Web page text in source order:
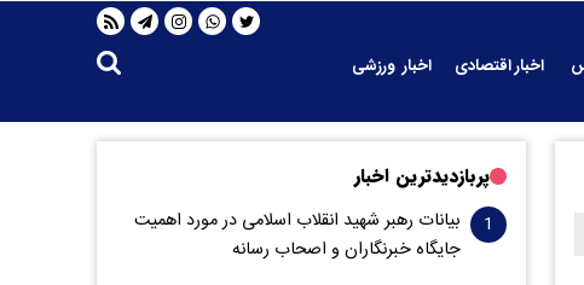
اخبار اقتصادی
اخبار ورزشی
پربازدیدترین اخبار
بیانات رهبر شهید انقلاب اسلامی در مورد اهمیت
جایگاه خبرنگاران و اصحاب رسانه